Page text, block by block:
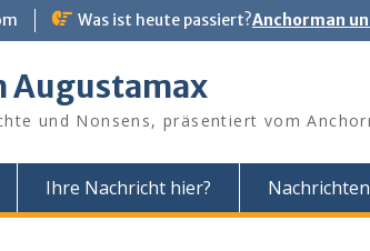
Was ist heute passiert?Anchorman
Augustamax
und Nonsens, präsentiert vom
Ihre Nachricht hier?